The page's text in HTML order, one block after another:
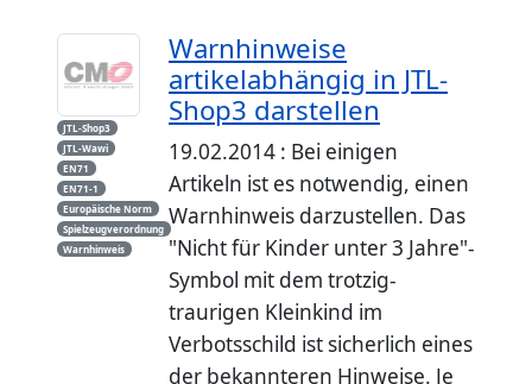
JTL-Shop3
JTL-Wawi
EN71
EN71-1
Europäische Norm
Spielzeugverordnung
Warnhinweis
Warnhinweise
artikelabhängig in JTL-
Shop3 darstellen
19.02.2014 : Bei einigen
Artikeln ist es notwendig, einen
Warnhinweis darzustellen. Das
"Nicht für Kinder unter 3 Jahre"-
Symbol mit dem trotzig-
traurigen Kleinkind im
Verbotsschild ist sicherlich eines
der bekannteren Hinweise. Je